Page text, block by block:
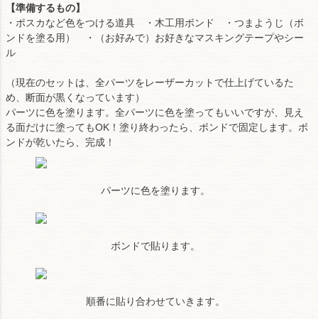
【準備するもの】
・ポスカなど色をつける道具 ・木工用ボンド ・つまようじ（ボ
ンドを塗る用） ・（お好みで）お好きなマスキングテープやシー
ル
（現在のセットは、全パーツをレーザーカットで仕上げているた
め、断面が黒くなっています）
パーツに色を塗ります。全パーツに色を塗ってもいいですが、見え
る面だけに塗ってもOK！塗り終わったら、ボンドで固定します。ボ
ンドが乾いたら、完成！
パーツに色を塗ります。
ボンドで貼ります。
順番に貼り合わせていきます。